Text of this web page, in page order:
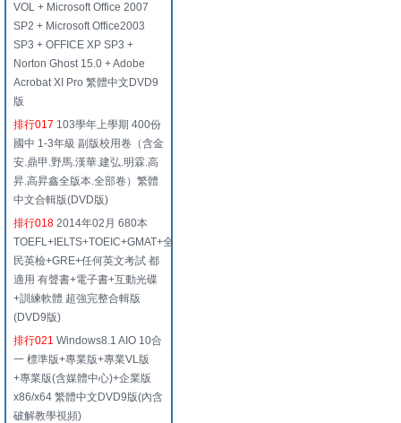
VOL + Microsoft Office 2007
SP2 + Microsoft Office2003
SP3 + OFFICE XP SP3 +
Norton Ghost 15.0 + Adobe
Acrobat XI Pro 繁體中文DVD9
版
排行017 103學年上學期 400份
國中 1-3年級 副版校用卷（含金
安.鼎甲.野馬.漢華.建弘.明霖.高
昇.高昇鑫全版本.全部卷）繁體
中文合輯版(DVD版)
排行018 2014年02月 680本
TOEFL+IELTS+TOEIC+GMAT+全
民英檢+GRE+任何英文考試 都
適用 有聲書+電子書+互動光碟
+訓練軟體 超強完整合輯版
(DVD9版)
排行021 Windows8.1 AIO 10合
一 標準版+專業版+專業VL版
+專業版(含媒體中心)+企業版
x86/x64 繁體中文DVD9版(內含
破解教學視頻)